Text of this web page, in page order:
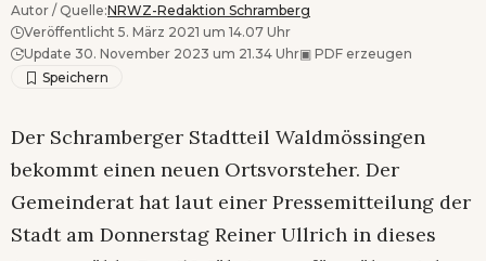
Autor / Quelle:NRWZ-Redaktion Schramberg
Veröffentlicht 5. März 2021 um 14.07 Uhr
Update 30. November 2023 um 21.34 Uhr▣ PDF erzeugen
Der Schramberger Stadtteil Waldmössingen
bekommt einen neuen Ortsvorsteher. Der
Gemeinderat hat laut einer Pressemitteilung der
Stadt am Donnerstag Reiner Ullrich in dieses